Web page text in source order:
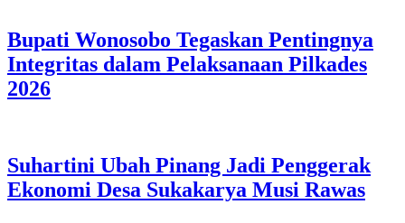
Bupati Wonosobo Tegaskan Pentingnya
Integritas dalam Pelaksanaan Pilkades
2026
Suhartini Ubah Pinang Jadi Penggerak
Ekonomi Desa Sukakarya Musi Rawas